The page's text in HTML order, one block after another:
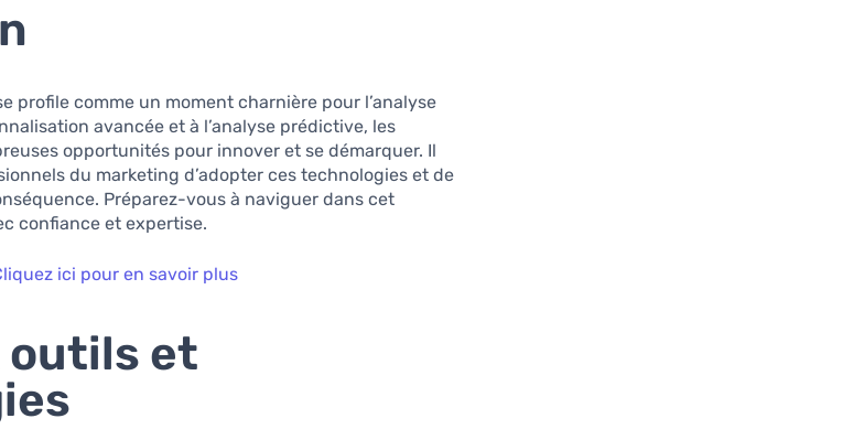
profile comme un moment charnière pour l’analyse
avancée et à l’analyse prédictive, les
opportunités pour innover et se démarquer. Il
du marketing d’adopter ces technologies et de
Préparez-vous à naviguer dans cet
confiance et expertise.
ici pour en savoir plus
outils et